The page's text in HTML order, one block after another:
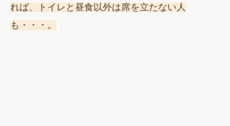
れば、トイレと昼食以外は席を立たない人
も・・・。